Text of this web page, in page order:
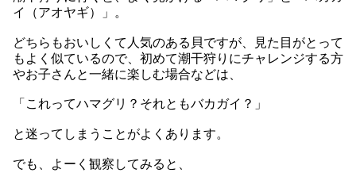
イ（アオヤギ）」。
どちらもおいしくて人気のある貝ですが、見た目がとって
もよく似ているので、初めて潮干狩りにチャレンジする方
やお子さんと一緒に楽しむ場合などは、
「これってハマグリ？それともバカガイ？」
と迷ってしまうことがよくあります。
でも、よーく観察してみると、